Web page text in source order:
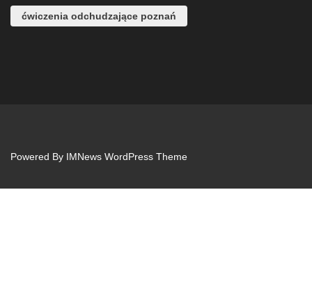
ćwiczenia odchudzające poznań
Powered By IMNews WordPress Theme